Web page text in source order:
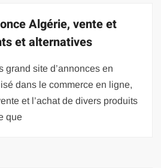
Algérie, vente et
et alternatives
grand site d’annonces en
dans le commerce en ligne,
et l’achat de divers produits
que